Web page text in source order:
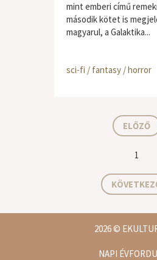
mint emberi című
második kötet is
magyarul, a Galaktika...
sci-fi / fantasy / horror
ELŐZŐ
1
2026©
NAPI